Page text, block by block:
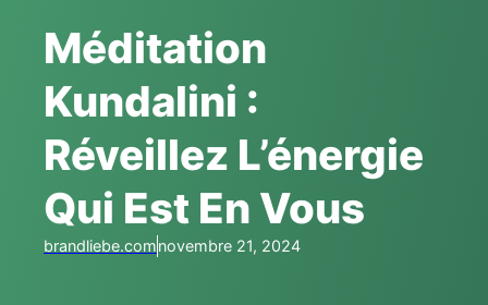
Méditation
Kundalini :
Réveillez L’énergie
Qui Est En Vous
brandliebe.comnovembre 21, 2024